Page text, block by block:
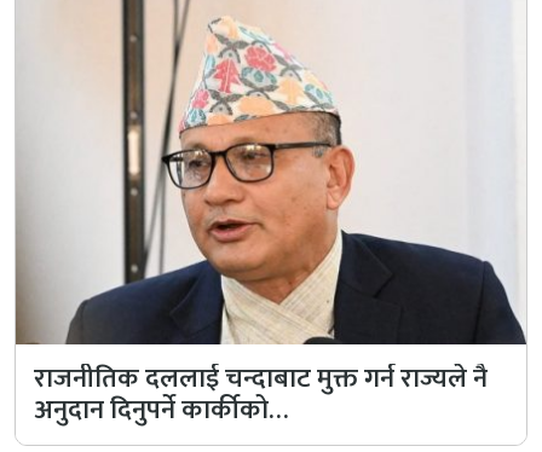
राजनीतिक दललाई चन्दाबाट मुक्त गर्न राज्यले नै
अनुदान दिनुपर्ने कार्कीको…